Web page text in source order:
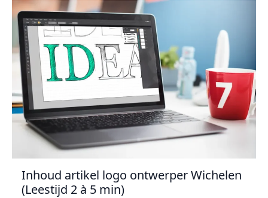
Inhoud artikel logo ontwerper Wichelen
(Leestijd 2 à 5 min)